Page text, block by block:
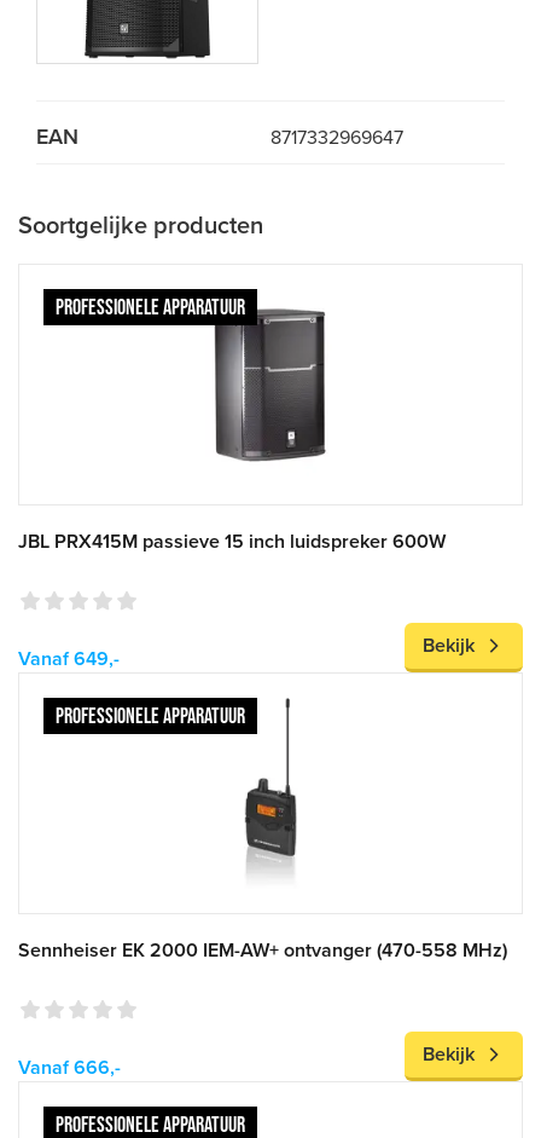
EAN 8717332969647
Soortgelijke producten
PROFESSIONELE APPARATUUR
JBL PRX415M passieve 15 inch luidspreker 600W
Vanaf 649,-
Bekijk
PROFESSIONELE APPARATUUR
Sennheiser EK 2000 IEM-AW+ ontvanger (470-558 MHz)
Vanaf 666,-
Bekijk
PROFESSIONELE APPARATUUR